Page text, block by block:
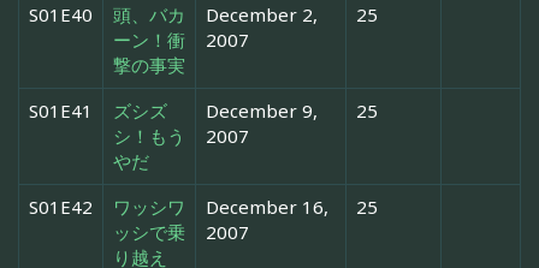
S01E40
頭、バカ
ーン！衝
撃の事実
December 2,
2007
25
S01E41
ズシズ
シ！もう
やだ
December 9,
2007
25
S01E42
ワッシワ
ッシで乗
り越え
December 16,
2007
25